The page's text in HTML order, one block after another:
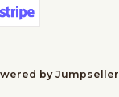
by Jumpseller